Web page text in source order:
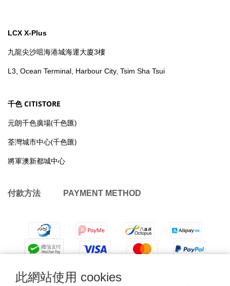
此網站使用 cookies
LCX X-Plus
九龍尖沙咀海港城海運大廈3樓
L3, Ocean Terminal, Harbour City, Tsim Sha Tsui
千色 CITISTORE
元朗千色廣場(千色匯)
荃灣城市中心(千色匯)
將軍澳新都城中心
付款方法 PAYMENT METHOD